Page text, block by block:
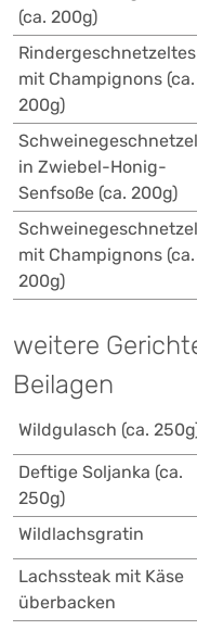
(ca. 200g)
Rindergeschnetzeltes
mit Champignons (ca.
200g)
in Zwiebel-Honig-
Senfsoße (ca. 200g)
mit Champignons (ca.
200g)
weitere
Beilagen
Wildgulasch (ca.
Deftige Soljanka (ca.
250g)
Wildlachsgratin
Lachssteak mit Käse
überbacken